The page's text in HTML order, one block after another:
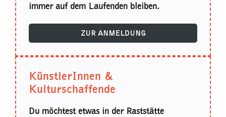
immer auf dem Laufenden bleiben.
ZUR ANMELDUNG
KünstlerInnen &
Kulturschaffende
Du möchtest etwas in der Raststätte